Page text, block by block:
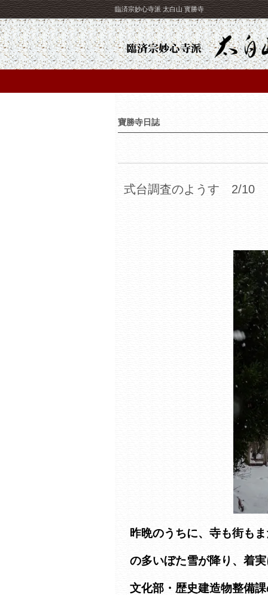
臨済宗妙心寺派 太白山 寳勝寺
寶勝寺日誌
式台調査のようす 2/10
昨晩のうちに、寺も街も
の多いぼた雪が降り、着
文化部・歴史建造物整備